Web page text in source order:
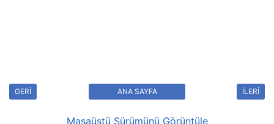
GERİ İLERİ
ANA SAYFA
Masaüstü Sürümünü Görüntüle